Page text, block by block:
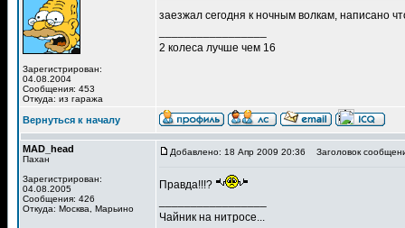
Зарегистрирован:
04.08.2004
Сообщения: 453
Откуда: из гаража
заезжал сегодня к ночным волкам, написано
2 колеса лучше чем 16
Вернуться к началу
MAD_head
Пахан
Зарегистрирован:
04.08.2005
Сообщения: 426
Откуда: Москва, Марьино
Добавлено: 18 Апр 2009 20:36 Заголовок
Правда!!!?
Чайник на нитросе...